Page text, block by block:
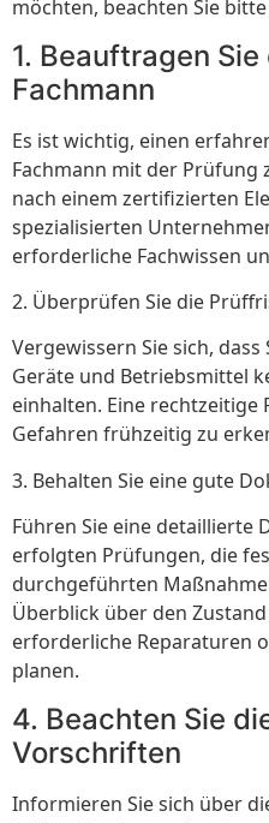
möchten, beachten Sie
1. Beauftragen
Fachmann
Es ist wichtig, einen
Fachmann mit der Prüfung
nach einem zertifizierten
spezialisierten
erforderliche Fachwissen
2. Überprüfen Sie die
Vergewissern Sie sich, dass
Geräte und Betriebsmittel
einhalten. Eine
Gefahren frühzeitig zu
3. Behalten Sie eine gute
Führen Sie eine detaillierte
erfolgten Prüfungen, die
durchgeführten
Überblick über den
erforderliche Reparaturen
planen.
4. Beachten Sie
Vorschriften
Informieren Sie sich über